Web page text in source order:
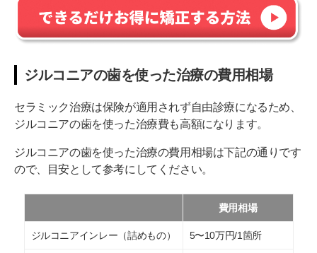
ジルコニアの歯を使った治療の費用相場
セラミック治療は保険が適用されず自由診療になるため、
ジルコニアの歯を使った治療費も高額になります。
ジルコニアの歯を使った治療の費用相場は下記の通りです
ので、目安として参考にしてください。
費用相場
ジルコニアインレー（詰めもの） 5〜10万円/1箇所